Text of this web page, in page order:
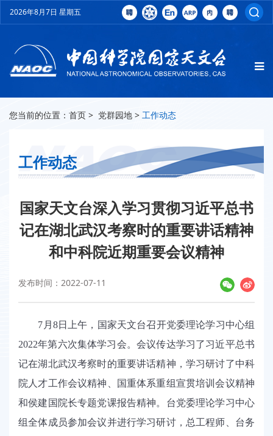
2026年8月7日 星期五
您当前的位置： 首页 > 党群园地 > 工作动态
工作动态
国家天文台深入学习贯彻习近平总书
记在湖北武汉考察时的重要讲话精神
和中科院近期重要会议精神
发布时间：2022-07-11
7 月 8日上午，国家天文台召开党委理论学习中心组
2022年第六次集体学习会。会议传达学习了习近平总书
记在湖北武汉考察时的重要讲话精神，学习研讨了中科
院人才工作会议精神、国重体系重组宣贯培训会议精神
和侯建国院长专题党课报告精神。台党委理论学习中心
组全体成员参加会议并进行学习研讨，总工程师、台务